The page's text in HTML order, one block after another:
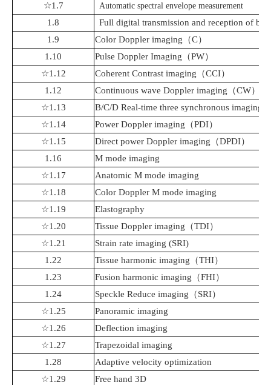
☆1.7
Automatic spectral envelope measurement
1.8
Full digital transmission and reception of
1.9
Color Doppler imaging （C）
1.10
Pulse Doppler Imaging （PW）
☆1.12
Coherent Contrast imaging （CCI）
1.12
Continuous wave Doppler imaging （CW）
☆1.13
B/C/D Real-time three synchronous imaging
☆1.14
Power Doppler imaging （PDI）
☆1.15
Direct power Doppler imaging （DPDI）
1.16
M mode imaging
☆1.17
Anatomic M mode imaging
☆1.18
Color Doppler M mode imaging
☆1.19
Elastography
☆1.20
Tissue Doppler imaging （TDI）
☆1.21
Strain rate imaging (SRI)
1.22
Tissue harmonic imaging （THI）
1.23
Fusion harmonic imaging （FHI）
1.24
Speckle Reduce imaging （SRI）
☆1.25
Panoramic imaging
☆1.26
Deflection imaging
☆1.27
Trapezoidal imaging
1.28
Adaptive velocity optimization
☆1.29
Free hand 3D